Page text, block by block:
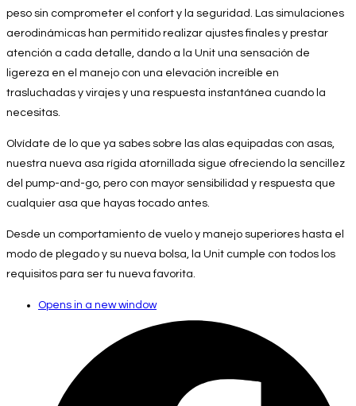
peso sin comprometer el confort y la seguridad. Las simulaciones
aerodinámicas han permitido realizar ajustes finales y prestar
atención a cada detalle, dando a la Unit una sensación de
ligereza en el manejo con una elevación increíble en
trasluchadas y virajes y una respuesta instantánea cuando la
necesitas.
Olvídate de lo que ya sabes sobre las alas equipadas con asas,
nuestra nueva asa rígida atornillada sigue ofreciendo la sencillez
del pump-and-go, pero con mayor sensibilidad y respuesta que
cualquier asa que hayas tocado antes.
Desde un comportamiento de vuelo y manejo superiores hasta el
modo de plegado y su nueva bolsa, la Unit cumple con todos los
requisitos para ser tu nueva favorita.
Opens in a new window